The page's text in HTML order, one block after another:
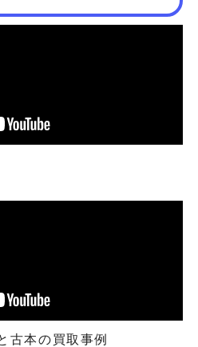
古本の買取事例